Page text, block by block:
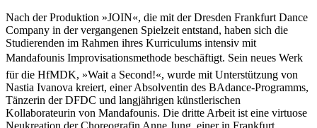
Nach der Produktion »JOIN«, die mit der Dresden Frankfurt Dance
Company in der vergangenen Spielzeit entstand, haben sich die
Studierenden im Rahmen ihres Kurriculums intensiv mit
Mandafounis Improvisationsmethode beschäftigt. Sein neues Werk
für die HfMDK, »Wait a Second!«, wurde mit Unterstützung von
Nastia Ivanova kreiert, einer Absolventin des BAdance-Programms,
Tänzerin der DFDC und langjährigen künstlerischen
Kollaborateurin von Mandafounis. Die dritte Arbeit ist eine virtuose
Neukreation der Choreografin Anne Jung, einer in Frankfurt